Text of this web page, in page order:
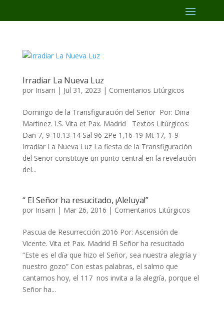
Irradiar La Nueva Luz
por Irisarri | Jul 31, 2023 | Comentarios Litúrgicos
Domingo de la Transfiguración del Señor Por: Dina
Martinez. I.S. Vita et Pax. Madrid Textos Litúrgicos:
Dan 7, 9-10.13-14 Sal 96 2Pe 1,16-19 Mt 17, 1-9
Irradiar La Nueva Luz La fiesta de la Transfiguración
del Señor constituye un punto central en la revelación
del...
“ El Señor ha resucitado, ¡Aleluya!”
por Irisarri | Mar 26, 2016 | Comentarios Litúrgicos
Pascua de Resurrección 2016 Por: Ascensión de
Vicente. Vita et Pax. Madrid El Señor ha resucitado
“Este es el día que hizo el Señor, sea nuestra alegría y
nuestro gozo” Con estas palabras, el salmo que
cantamos hoy, el 117 nos invita a la alegría, porque el
Señor ha...